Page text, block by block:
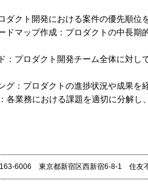
ダクト開発における案件の優先順位
ドマップ作成：プロダクトの中長期
：プロダクト開発チーム全体に対し
グ：プロダクトの進捗状況や成果を
各業務における課題を適切に分解し
163-6006 東京都新宿区西新宿6-8-1 住